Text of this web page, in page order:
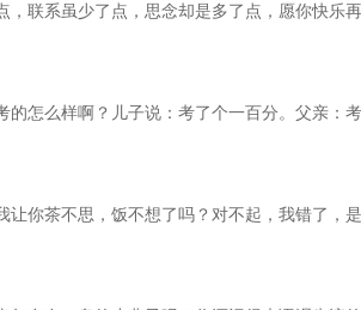
，联系虽少了点，思念却是多了点，愿你快乐
的怎么样啊？儿子说：考了个一百分。父亲：
你茶不思，饭不想了吗？对不起，我错了，